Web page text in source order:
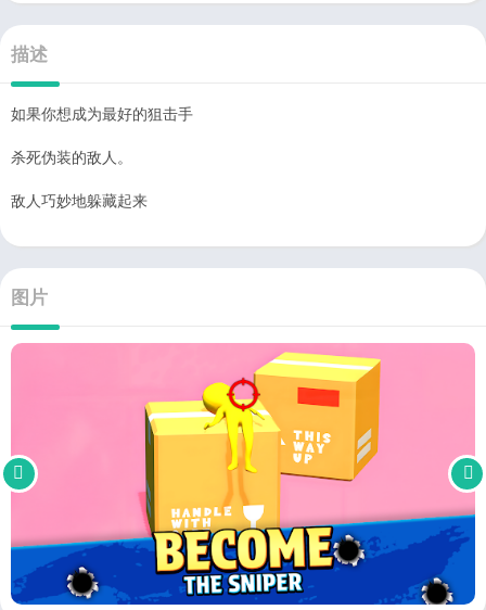
描述
如果你想成为最好的狙击手
杀死伪装的敌人。
敌人巧妙地躲藏起来
图片